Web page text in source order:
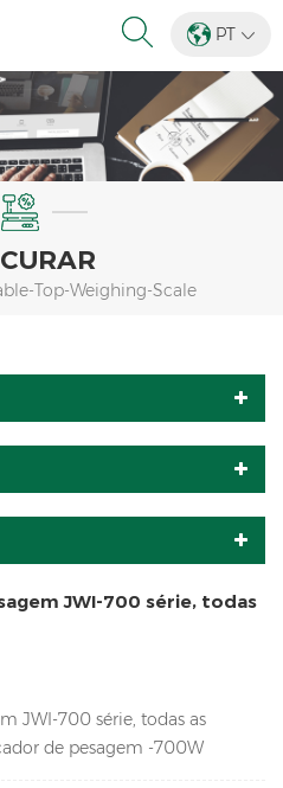
PT
Top-Weighing-Scale
JWI-700 série, todas
JWI-700 série, todas as
de pesagem -700W